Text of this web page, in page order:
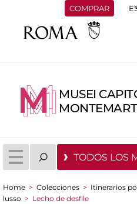
COMPRAR
MUSEI
TODOS LOS
You are here
Home > Colecciones > Itinerarios
lusso > Lecho de desfile